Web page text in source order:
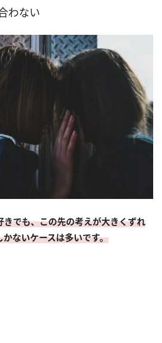
わない
でも、この先の考えが大きくずれ
ないケースは多いです。